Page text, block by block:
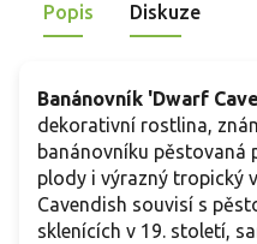
Popis Diskuze
Banánovník 'Dwarf
dekorativní rostlina,
banánovníku pěstovaná
plody i výrazný tropický
Cavendish souvisí s
sklenících v 19. století,